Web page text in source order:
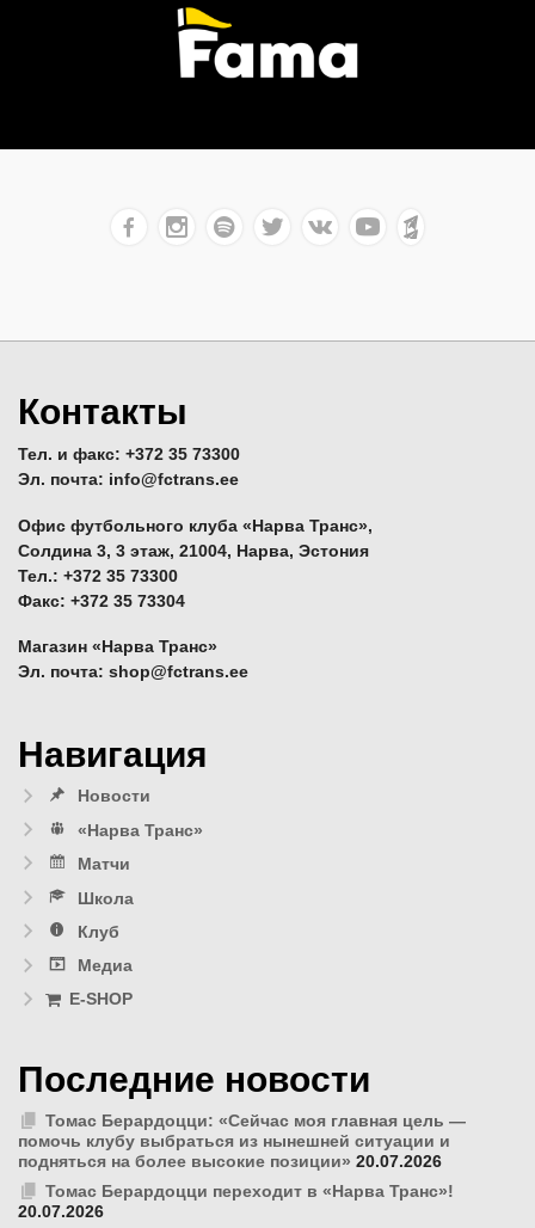
Контакты
Тел. и факс: +372 35 73300
Эл. почта: info@fctrans.ee
Офис футбольного клуба «Нарва Транс»,
Солдина 3, 3 этаж, 21004, Нарва, Эстония
Тел.: +372 35 73300
Факс: +372 35 73304
Магазин «Нарва Транс»
Эл. почта: shop@fctrans.ee
Навигация
Новости
«Нарва Транс»
Матчи
Школа
Клуб
Медиа
E-SHOP
Последние новости
Томас Берардоцци: «Сейчас моя главная цель —
помочь клубу выбраться из нынешней ситуации и
подняться на более высокие позиции» 20.07.2026
Томас Берардоцци переходит в «Нарва Транс»!
20.07.2026